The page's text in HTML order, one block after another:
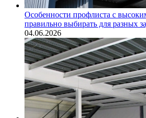
Особенности профлиста с
правильно выбирать для разных
04.06.2026